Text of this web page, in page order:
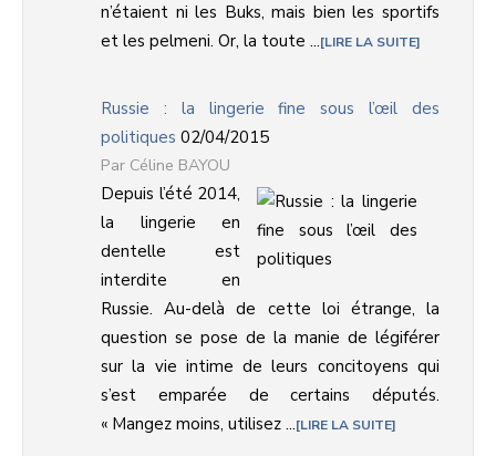
n’étaient ni les Buks, mais bien les sportifs
et les pelmeni. Or, la toute ... LIRE LA SUITE
Russie : la lingerie fine sous l’œil des
politiques 02/04/2015
Céline BAYOU
Depuis l’été 2014,
la lingerie en
dentelle est
interdite en
Russie. Au-delà de cette loi étrange, la
question se pose de la manie de légiférer
sur la vie intime de leurs concitoyens qui
s’est emparée de certains députés.
« Mangez moins, utilisez ... LIRE LA SUITE